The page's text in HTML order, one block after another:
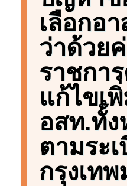
เลือกอ
ว่าด้วย
ราชกา
แก้ไขเ
อสท.ทั้
ตามระ
กรุงเท